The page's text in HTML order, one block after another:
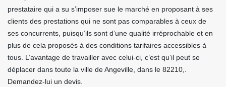
prestataire qui a su s’imposer sue le marché en proposant à ses
clients des prestations qui ne sont pas comparables à ceux de
ses concurrents, puisqu’ils sont d’une qualité irréprochable et en
plus de cela proposés à des conditions tarifaires accessibles à
tous. L’avantage de travailler avec celui-ci, c’est qu’il peut se
déplacer dans toute la ville de Angeville, dans le 82210,.
Demandez-lui un devis.